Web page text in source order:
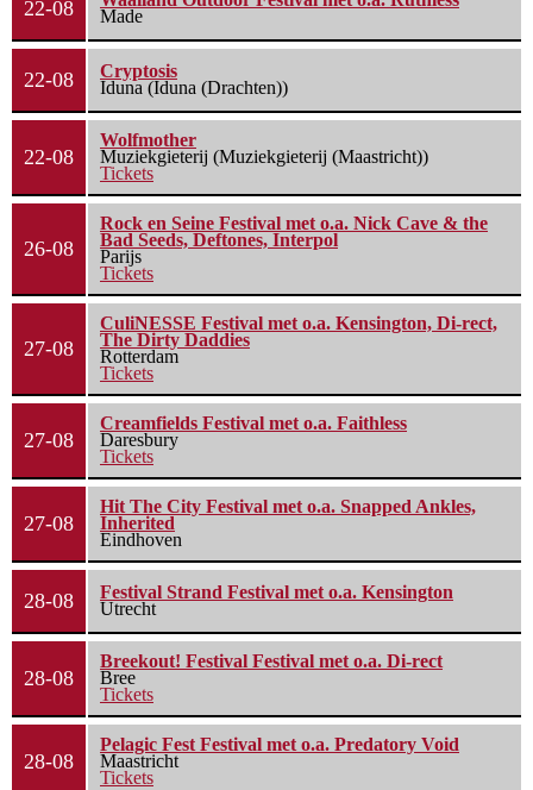
22-08
Made
22-08
Cryptosis
Iduna (Iduna (Drachten))
22-08
Wolfmother
Muziekgieterij (Muziekgieterij (Maastricht))
Tickets
26-08
Rock en Seine Festival met o.a. Nick Cave & the
Bad Seeds, Deftones, Interpol
Parijs
Tickets
27-08
CuliNESSE Festival met o.a. Kensington, Di-rect,
The Dirty Daddies
Rotterdam
Tickets
27-08
Creamfields Festival met o.a. Faithless
Daresbury
Tickets
27-08
Hit The City Festival met o.a. Snapped Ankles,
Inherited
Eindhoven
28-08
Festival Strand Festival met o.a. Kensington
Utrecht
28-08
Breekout! Festival Festival met o.a. Di-rect
Bree
Tickets
28-08
Pelagic Fest Festival met o.a. Predatory Void
Maastricht
Tickets